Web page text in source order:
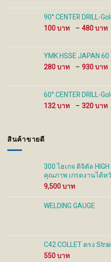
90° CENTER DRILL-
100
– 480
YMK HSSE JAPAN
280
– 930
60° CENTER DRILL-
132
– 320
สินค้าขายดี
300 ไฮเกจ ดิจิตัล
คุณภาพ เกรดงานไต้ห
9,500
WELDING GAUGE
C42 COLLET ตรง
550